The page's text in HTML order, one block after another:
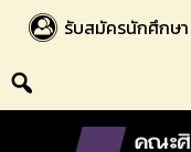
content
รับสมัครนักศึกษา